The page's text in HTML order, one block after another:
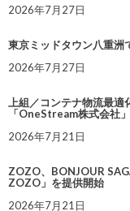
2026年7月27日
東京ミッドタウン八重洲
2026年7月27日
上組／コンテナ物流最適
「OneStream株式会社
2026年7月21日
ZOZO、BONJOUR
ZOZO」を提供開始
2026年7月21日